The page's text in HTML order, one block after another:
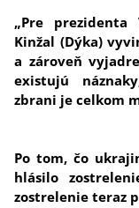
„Pre
Kinžal (Dýka)
a zároveň
existujú
zbrani je celkom
Po tom, čo
hlásilo
zostrelenie teraz